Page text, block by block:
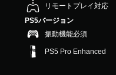
5
4
す
リモートプレイ対応
PS5バージョン
振動機能必須
PS5 Pro Enhanced